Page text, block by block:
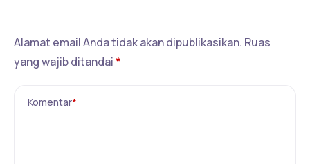
Alamat email Anda tidak akan dipublikasikan. Ruas
yang wajib ditandai *
Komentar*